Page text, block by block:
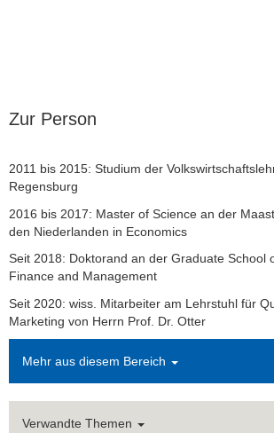
Zur Person
2011 bis 2015: Studium der
Regensburg
2016 bis 2017: Master of Science an der
den Niederlanden in Economics
Seit 2018: Doktorand an der Graduate School
Finance and Management
Seit 2020: wiss. Mitarbeiter am Lehrstuhl für
Marketing von Herrn Prof. Dr. Otter
Mehr aus diesem Bereich
Verwandte Themen